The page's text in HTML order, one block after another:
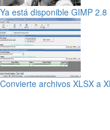
Ya está disponible GIMP 2.8
Convierte archivos XLSX a